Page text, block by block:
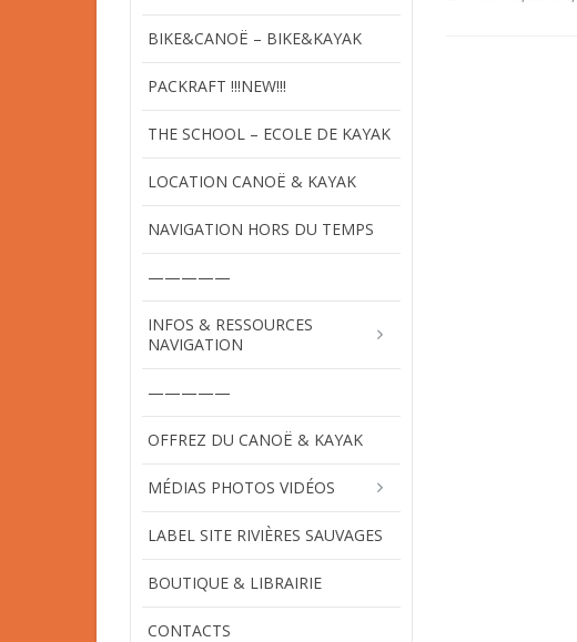
BIKE&CANOË – BIKE&KAYAK
PACKRAFT !!!NEW!!!
THE SCHOOL – ECOLE DE KAYAK
LOCATION CANOË & KAYAK
NAVIGATION HORS DU TEMPS
—————
INFOS & RESSOURCES
NAVIGATION
—————
OFFREZ DU CANOË & KAYAK
MÉDIAS PHOTOS VIDÉOS
LABEL SITE RIVIÈRES SAUVAGES
BOUTIQUE & LIBRAIRIE
CONTACTS